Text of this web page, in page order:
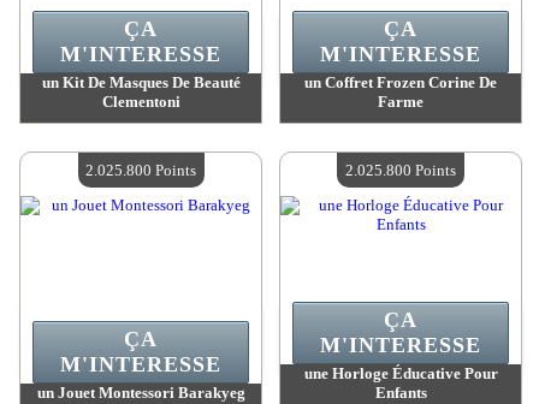
un Kit De Masques De Beauté
Clementoni
Quantité Disponible :4
ÇA
M'INTERESSE
un Coffret Frozen Corine De
Farme
Quantité Disponible :4
ÇA
M'INTERESSE
un Jouet Montessori Barakyeg
ÇA
M'INTERESSE
2.025.800 Points
une Horloge Éducative Pour
Enfants
ÇA
M'INTERESSE
2.025.800 Points